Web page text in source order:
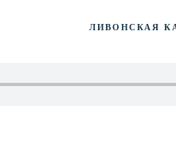
Ливонская